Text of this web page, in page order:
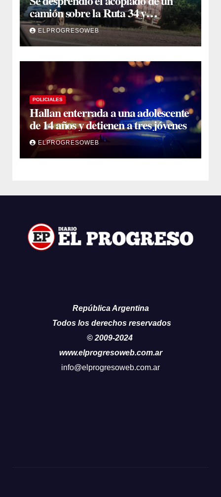
camión sobre la Ruta 34 y
camioneros se unieron para
retirarlo
ELPROGRESOWEB
POLICIALES
Hallan enterrada a una adolescente
de 14 años y detienen a tres jóvenes
ELPROGRESOWEB
República Argentina
Todos los derechos reservados
© 2009-2024
www.elprogresoweb.com.ar
info@elprogresoweb.com.ar